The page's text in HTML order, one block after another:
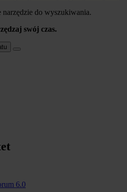
narzędzie do wyszukiwania.
swój czas.
6.0